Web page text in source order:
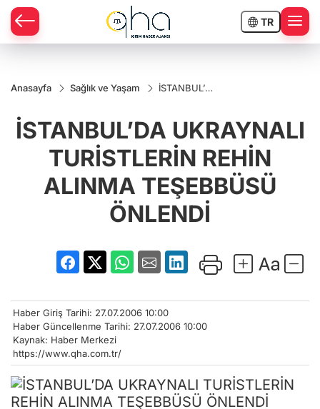
TR
Anasayfa Sağlık ve Yaşam
İSTANBUL’DA
REHİN
ALINMA
TEŞEBBÜSÜ
ÖNLENDİ
İSTANBUL’DA UKRAYNALI
TURİSTLERİN REHİN
ALINMA TEŞEBBÜSÜ
ÖNLENDİ
Haber Giriş Tarihi: 27.07.2006 10:00
Haber Güncellenme Tarihi: 27.07.2006 10:00
Kaynak: Haber Merkezi
https://www.qha.com.tr/